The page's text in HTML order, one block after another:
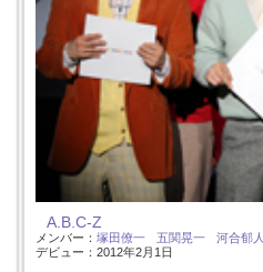
A.B.C-Z
メンバー： 塚田僚一 五関晃一 河合郁人
デビュー：2012年2月1日